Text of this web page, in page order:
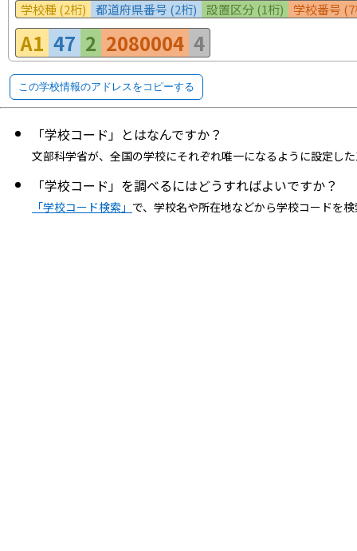
学校種 (2桁) 都道府県番号 (2桁) 設置区分 (1桁) 学校番号
A1 47 2 2080004 4
この学校情報のアドレスをコピーする
「学校コード」とはなんですか？
文部科学省が、全国の学校にそれぞれ唯一になるように設定し
「学校コード」を調べるにはどうすればよいですか？
「学校コード検索」 で、学校名や所在地などから学校コードを